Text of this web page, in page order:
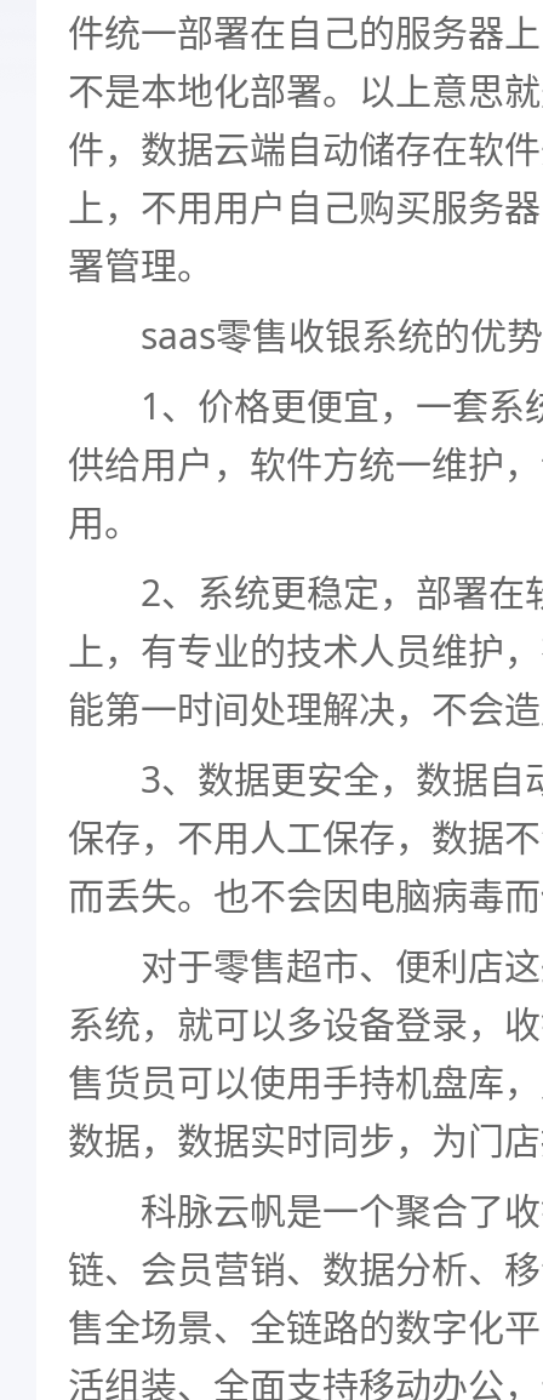
件统一部署在自己的服务器
不是本地化部署。以上意思
件，数据云端自动储存在软
上，不用用户自己购买服务
署管理。
saas零售收银系统的优势
1、价格更便宜，一套系
供给用户，软件方统一维护
用。
2、系统更稳定，部署在
上，有专业的技术人员维护
能第一时间处理解决，不会
3、数据更安全，数据自
保存，不用人工保存，数据
而丢失。也不会因电脑病毒
对于零售超市、便利店这
系统，就可以多设备登录，
售货员可以使用手持机盘库
数据，数据实时同步，为门
科脉云帆是一个聚合了收
链、会员营销、数据分析、
售全场景、全链路的数字化
活组装、全面支持移动办公